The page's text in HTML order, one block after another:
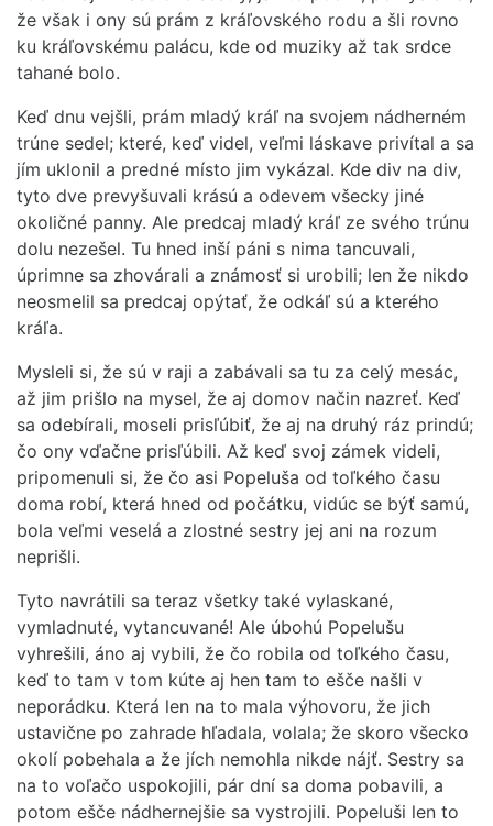
že však i ony sú prám z kráľovského rodu a šli rovno
ku kráľovskému palácu, kde od muziky až tak srdce
tahané bolo.
Keď dnu vejšli, prám mladý kráľ na svojem nádherném
trúne sedel; které, keď videl, veľmi láskave privítal a sa
jím uklonil a predné místo jim vykázal. Kde div na div,
tyto dve prevyšuvali krású a odevem všecky jiné
okoličné panny. Ale predcaj mladý kráľ ze svého trúnu
dolu nezešel. Tu hned inší páni s nima tancuvali,
úprimne sa zhovárali a známosť si urobili; len že nikdo
neosmelil sa predcaj opýtať, že odkáľ sú a kterého
kráľa.
Mysleli si, že sú v raji a zabávali sa tu za celý mesác,
až jim prišlo na mysel, že aj domov način nazreť. Keď
sa odebírali, moseli prisľúbiť, že aj na druhý ráz prindú;
čo ony vďačne prisľúbili. Až keď svoj zámek videli,
pripomenuli si, že čo asi Popeluša od toľkého času
doma robí, která hned od počátku, vidúc se býť samú,
bola veľmi veselá a zlostné sestry jej ani na rozum
neprišli.
Tyto navrátili sa teraz všetky také vylaskané,
vymladnuté, vytancuvané! Ale úbohú Popelušu
vyhrešili, áno aj vybili, že čo robila od toľkého času,
keď to tam v tom kúte aj hen tam to ešče našli v
neporádku. Která len na to mala výhovoru, že jich
ustavične po zahrade hľadala, volala; že skoro všecko
okolí pobehala a že jích nemohla nikde nájť. Sestry sa
na to voľačo uspokojili, pár dní sa doma pobavili, a
potom ešče nádhernejšie sa vystrojili. Popeluši len to